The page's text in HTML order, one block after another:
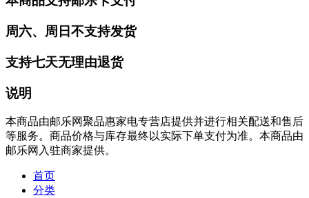
周六、周日不支持发货
支持七天无理由退货
说明
本商品由邮乐网聚品惠家电专营店提供并进行相关配送和售后
等服务。商品价格与库存最终以实际下单支付为准。本商品由
邮乐网入驻商家提供。
首页
分类